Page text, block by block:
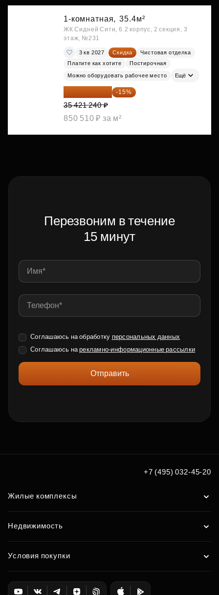
1-комнатная, 35.4м²
ЖК Сидней Сити, 6.2 корпус, 2 секция, 3
этаж, №231
3 кв 2027 Скидка
Чистовая отделка
Платите как хотите
Постирочная
Можно оборудовать рабочее место Ещё
30 108 054 ₽ -15%
35 421 240 ₽
850 510 ₽ за м²
Перезвоним в течение
15 минут
Соглашаюсь на обработку персональных данных
Соглашаюсь нарекламно-информационные рассылки
Отправить
+7 (495) 032-45-20
Жилые комплексы
Недвижимость
Условия покупки